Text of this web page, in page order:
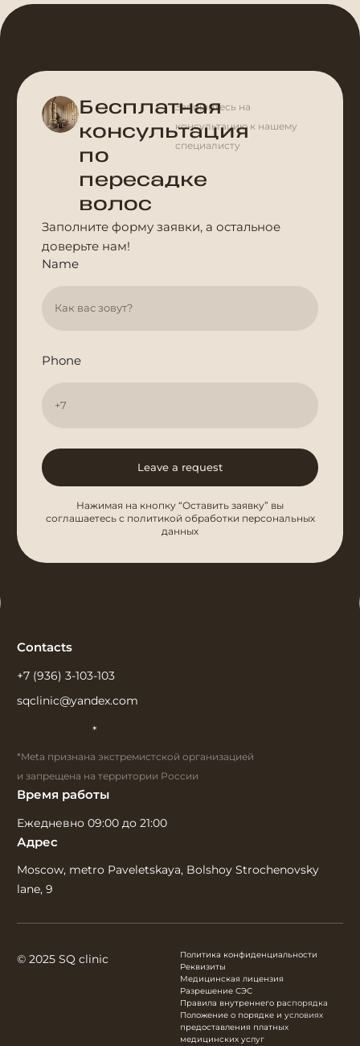
Бесплатная
консультация
по
пересадке
волос
Запишитесь на
консультацию к нашему
специалисту
Заполните форму заявки, а остальное
доверьте нам!
Name
Phone
Leave a request
Нажимая на кнопку “Оставить заявку” вы
соглашаетесь с политикой обработки персональных
данных
Contacts
+7 (936) 3-103-103
sqclinic@yandex.com
*
*Meta признана экстремистской организацией
и запрещена на территории России
Время работы
Ежедневно 09:00 до 21:00
Адрес
Moscow, metro Paveletskaya, Bolshoy Strochenovsky
lane, 9
© 2025 SQ clinic
Политика конфиденциальности
Реквизиты
Медицинская лицензия
Разрешение СЭС
Правила внутреннего распорядка
Положение о порядке и условиях
предоставления платных
медицинских услуг